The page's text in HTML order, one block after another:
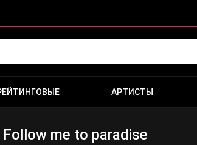
АРТИСТЫ
me to paradise